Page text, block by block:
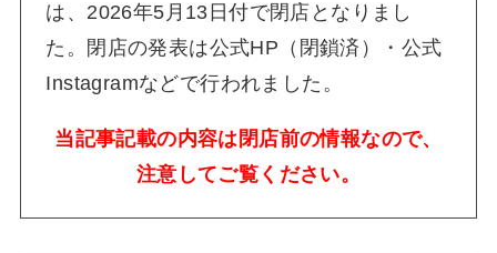
は、2026年5月13日付で閉店となりまし
た。閉店の発表は公式HP（閉鎖済）・公式
Instagramなどで行われました。
当記事記載の内容は閉店前の情報なので、
注意してご覧ください。